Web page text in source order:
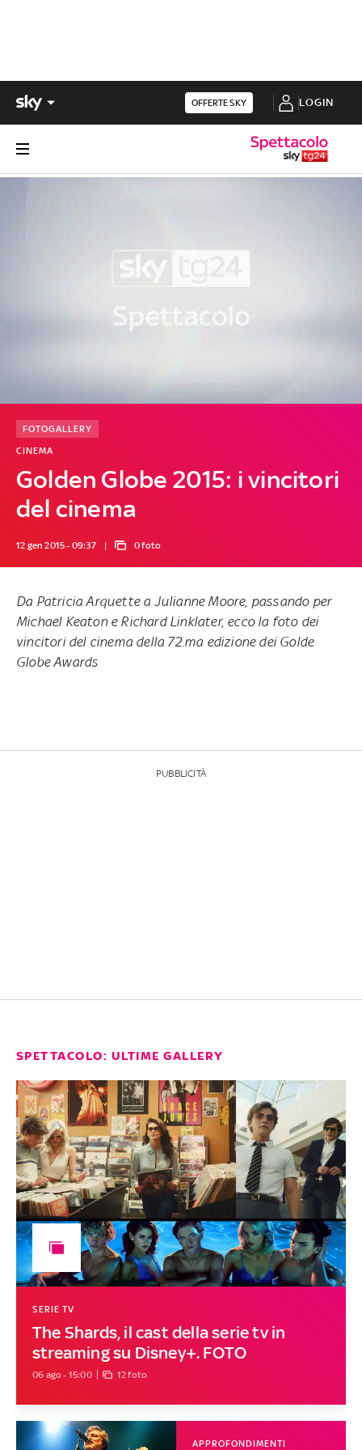
OFFERTE SKY LOGIN
Golden Globe 2015: i vincitori
del cinema
CINEMA
FOTOGALLERY
12 gen 2015 - 09:37 0 foto
Da Patricia Arquette a Julianne Moore, passando per
Michael Keaton e Richard Linklater, ecco la foto dei
vincitori del cinema della 72.ma edizione dei Golde
Globe Awards
PUBBLICITÀ
SPETTACOLO: ULTIME GALLERY
The Shards, il cast della serie tv in
streaming su Disney+. FOTO
SERIE TV
06 ago - 15:00 12 foto
APPROFONDIMENTI